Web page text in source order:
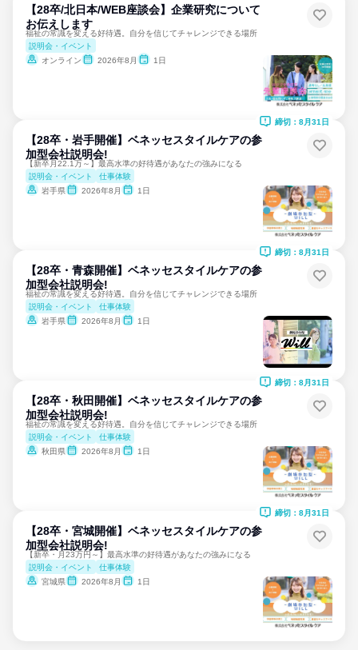
【28卒/北日本/WEB座談会】企業研究について
お伝えします
福祉の常識を変える好待遇。自分を信じてチャレンジできる場所
説明会・イベント
オンライン
2026年8月 1日
【28卒・岩手開催】ベネッセスタイルケアの参
加型会社説明会!
【新卒月22.1万～】最高水準の好待遇があなたの強みになる
説明会・イベント
仕事体験
岩手県
2026年8月 1日
締切：8月31日
【28卒・青森開催】ベネッセスタイルケアの参
加型会社説明会!
福祉の常識を変える好待遇。自分を信じてチャレンジできる場所
説明会・イベント
仕事体験
岩手県
2026年8月 1日
締切：8月31日
【28卒・秋田開催】ベネッセスタイルケアの参
加型会社説明会!
福祉の常識を変える好待遇。自分を信じてチャレンジできる場所
説明会・イベント
仕事体験
秋田県
2026年8月 1日
締切：8月31日
【28卒・宮城開催】ベネッセスタイルケアの参
加型会社説明会!
【新卒・月23万円～】最高水準の好待遇があなたの強みになる
説明会・イベント
仕事体験
宮城県
2026年8月 1日
締切：8月31日